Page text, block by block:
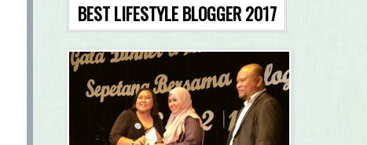
BEST LIFESTYLE BLOGGER 2017